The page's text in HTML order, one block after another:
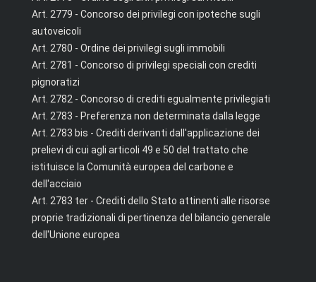
Art. 2779 - Concorso dei privilegi con ipoteche sugli
autoveicoli
Art. 2780 - Ordine dei privilegi sugli immobili
Art. 2781 - Concorso di privilegi speciali con crediti
pignoratizi
Art. 2782 - Concorso di crediti egualmente privilegiati
Art. 2783 - Preferenza non determinata dalla legge
Art. 2783 bis - Crediti derivanti dall'applicazione dei
prelievi di cui agli articoli 49 e 50 del trattato che
istituisce la Comunità europea del carbone e
dell'acciaio
Art. 2783 ter - Crediti dello Stato attinenti alle risorse
proprie tradizionali di pertinenza del bilancio generale
dell'Unione europea